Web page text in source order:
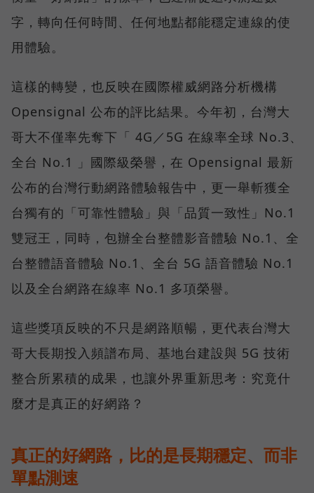
字，轉向任何時間、任何地點都能穩定連線的使
用體驗。
這樣的轉變，也反映在國際權威網路分析機構
Opensignal 公布的評比結果。今年初，台灣大
哥大不僅率先奪下「 4G／5G 在線率全球 No.3、
全台 No.1 」國際級榮譽，在 Opensignal 最新
公布的台灣行動網路體驗報告中，更一舉斬獲全
台獨有的「可靠性體驗」與「品質一致性」No.1
雙冠王，同時，包辦全台整體影音體驗 No.1、全
台整體語音體驗 No.1、全台 5G 語音體驗 No.1
以及全台網路在線率 No.1 多項榮譽。
這些獎項反映的不只是網路順暢，更代表台灣大
哥大長期投入頻譜布局、基地台建設與 5G 技術
整合所累積的成果，也讓外界重新思考：究竟什
麼才是真正的好網路？
真正的好網路，比的是長期穩定、而非
單點測速